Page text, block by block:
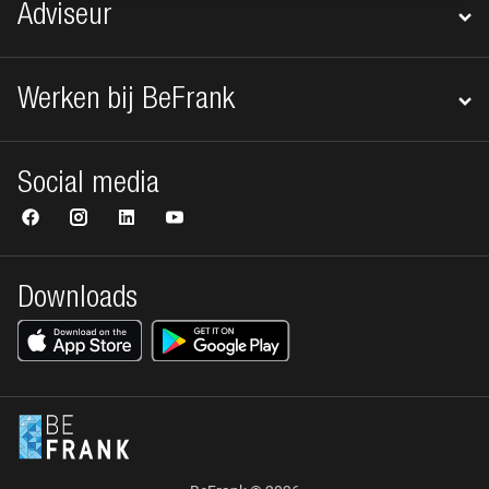
Adviseur
Werken bij BeFrank
Downloads
Social media